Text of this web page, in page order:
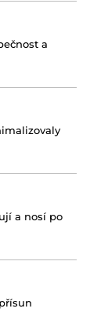
a
a nosí po